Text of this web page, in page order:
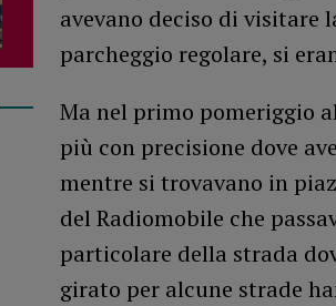
avevano deciso di
parcheggio regolare, si
Ma nel primo pomeriggio
più con precisione dove
mentre si trovavano in
del Radiomobile che
particolare della strada
girato per alcune strade